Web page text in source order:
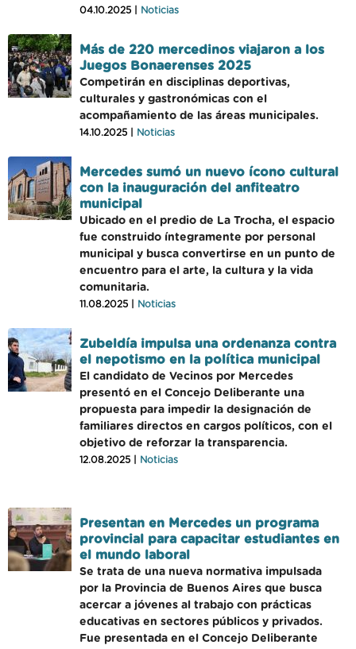
04.10.2025 | Noticias
Más de 220 mercedinos viajaron a los
Juegos Bonaerenses 2025
Competirán en disciplinas deportivas,
culturales y gastronómicas con el
acompañamiento de las áreas municipales.
14.10.2025 | Noticias
Mercedes sumó un nuevo ícono cultural
con la inauguración del anfiteatro
municipal
Ubicado en el predio de La Trocha, el espacio
fue construido íntegramente por personal
municipal y busca convertirse en un punto de
encuentro para el arte, la cultura y la vida
comunitaria.
11.08.2025 | Noticias
Zubeldía impulsa una ordenanza contra
el nepotismo en la política municipal
El candidato de Vecinos por Mercedes
presentó en el Concejo Deliberante una
propuesta para impedir la designación de
familiares directos en cargos políticos, con el
objetivo de reforzar la transparencia.
12.08.2025 | Noticias
Presentan en Mercedes un programa
provincial para capacitar estudiantes en
el mundo laboral
Se trata de una nueva normativa impulsada
por la Provincia de Buenos Aires que busca
acercar a jóvenes al trabajo con prácticas
educativas en sectores públicos y privados.
Fue presentada en el Concejo Deliberante